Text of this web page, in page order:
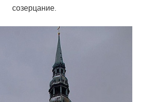
созерцание.